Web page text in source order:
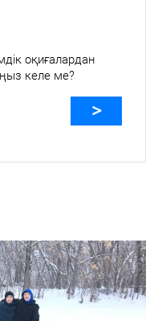
оқиғалардан
келе ме?